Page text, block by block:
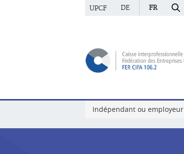
UPCF DE FR
Indépendant ou employeur